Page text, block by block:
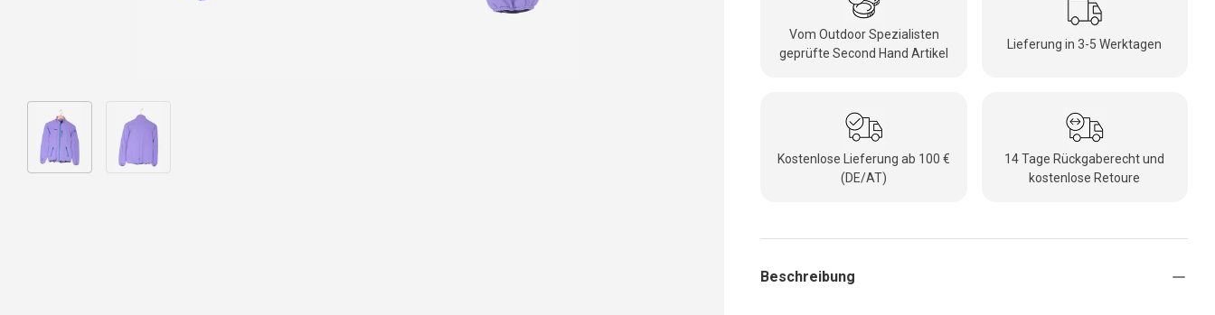
Bild 1 in Galerieansicht laden
Vom Outdoor Spezialisten
geprüfte Second Hand Artikel
Lieferung in 3-5 Werktagen
Kostenlose Lieferung ab 100 €
(DE/AT)
14 Tage Rückgaberecht und
kostenlose Retoure
Beschreibung